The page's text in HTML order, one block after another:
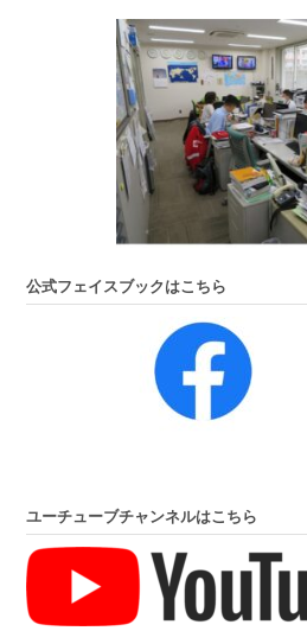
公式フェイスブックはこちら
ユーチューブチャンネルはこちら